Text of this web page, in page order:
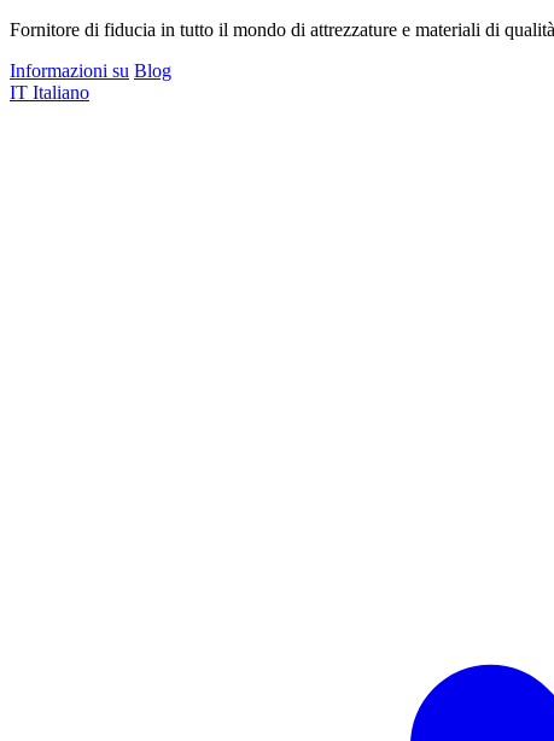
Fornitore di fiducia in tutto il mondo di attrezzature e materiali di
Informazioni su Blog
IT Italiano